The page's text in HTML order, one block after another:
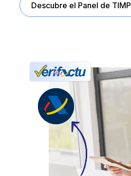
Descubre el Panel de TIMP